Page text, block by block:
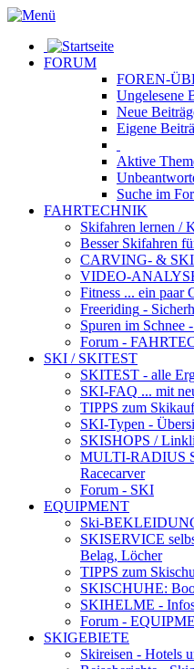
FORUM
FOREN-
Ungelesene
Neue
Eigene
Aktive
Suche im
FAHRTECHNIK
Skifahren lernen /
Besser Skifahren
CARVING- &
VIDEO-
Fitness ... ein paar
Freeriding -
Spuren im Schnee
Forum -
SKI / SKITEST
SKITEST - alle
SKI-FAQ ... mit
TIPPS zum Skikauf
SKI-Typen -
SKISHOPS /
MULTI-RADIUS
Racecarver
Forum - SKI
EQUIPMENT
Ski-
SKISERVICE
Belag, Löcher
TIPPS zum
SKISCHUHE:
SKIHELME -
Forum -
SKIGEBIETE
Skireisen - Hotels